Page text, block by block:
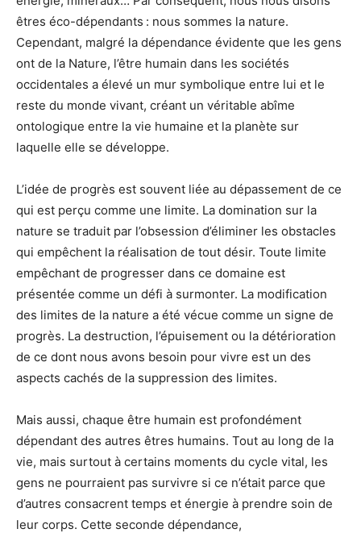
êtres éco-dépendants : nous sommes la nature.
Cependant, malgré la dépendance évidente que les gens
ont de la Nature, l’être humain dans les sociétés
occidentales a élevé un mur symbolique entre lui et le
reste du monde vivant, créant un véritable abîme
ontologique entre la vie humaine et la planète sur
laquelle elle se développe.
L’idée de progrès est souvent liée au dépassement de ce
qui est perçu comme une limite. La domination sur la
nature se traduit par l’obsession d’éliminer les obstacles
qui empêchent la réalisation de tout désir. Toute limite
empêchant de progresser dans ce domaine est
présentée comme un défi à surmonter. La modification
des limites de la nature a été vécue comme un signe de
progrès. La destruction, l’épuisement ou la détérioration
de ce dont nous avons besoin pour vivre est un des
aspects cachés de la suppression des limites.
Mais aussi, chaque être humain est profondément
dépendant des autres êtres humains. Tout au long de la
vie, mais surtout à certains moments du cycle vital, les
gens ne pourraient pas survivre si ce n’était parce que
d’autres consacrent temps et énergie à prendre soin de
leur corps. Cette seconde dépendance,